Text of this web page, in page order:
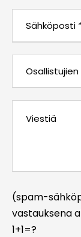
(spam-
vastauksena
1+1=?